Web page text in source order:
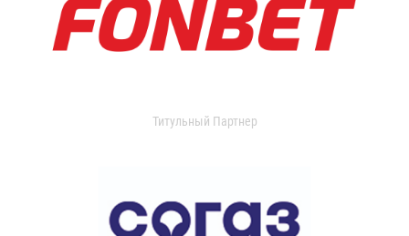
Титульный Партнер